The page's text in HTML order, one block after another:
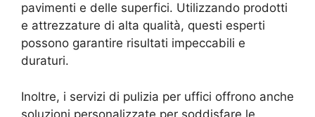
pavimenti e delle superfici. Utilizzando prodotti
e attrezzature di alta qualità, questi esperti
possono garantire risultati impeccabili e
duraturi.
Inoltre, i servizi di pulizia per uffici offrono anche
soluzioni personalizzate per soddisfare le